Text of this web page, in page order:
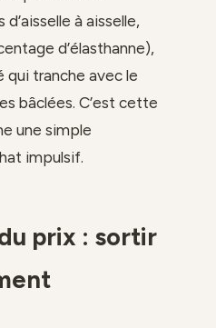
d’aisselle à aisselle,
d’élasthanne),
qui tranche avec le
bâclées. C’est cette
une simple
impulsif.
prix : sortir